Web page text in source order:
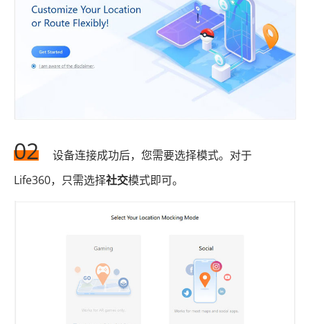
02
设备连接成功后，您需要选择模式。对于
Life360，只需选择社交模式即可。